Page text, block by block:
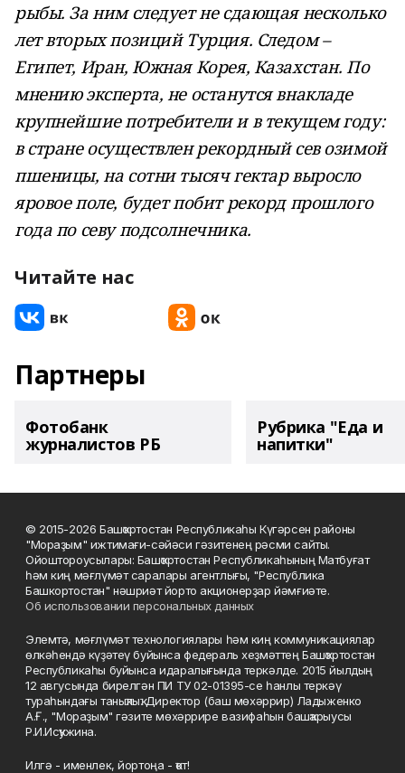
рыбы. За ним следует не сдающая несколько
лет вторых позиций Турция. Следом –
Египет, Иран, Южная Корея, Казахстан. По
мнению эксперта, не останутся внакладе
крупнейшие потребители и в текущем году:
в стране осуществлен рекордный сев озимой
пшеницы, на сотни тысяч гектар выросло
яровое поле, будет побит рекорд прошлого
года по севу подсолнечника.
Читайте нас
Партнеры
Фотобанк
журналистов РБ
Рубрика "Еда и
напитки"
© 2015-2026 Башҡортостан Республикаһы Күгәрсен районы
"Мораҙым" ижтимағи-сәйәси гәзитенең рәсми сайты.
Ойоштороусылары: Башҡортостан Республикаһының Матбуғат
һәм киң мәғлүмәт саралары агентлығы, "Республика
Башкортостан" нәшриәт йорто акционерҙар йәмғиәте.
Об использовании персональных данных
Элемтә, мәғлүмәт технологиялары һәм киң коммуникациялар
өлкәһендә күҙәтеү буйынса федераль хеҙмәттең Башҡортостан
Республикаһы буйынса идаралығында теркәлде. 2015 йылдың
12 авгусында бирелгән ПИ ТУ 02-01395-се һанлы теркәү
тураһындағы таныҡлыҡ. Директор (баш мөхәррир) Ладыженко
А.Ғ., "Мораҙым" гәзите мөхәррире вазифаһын башҡарыусы
Р.И.Исҡужина.
Илгә - именлек, йортоңа - ҡот!